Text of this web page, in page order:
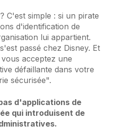
C'est simple : si un pirate
d'identification de
lui appartient.
passé chez Disney. Et
acceptez une
défaillante dans votre
sécurisée".
d'applications de
qui introduisent de